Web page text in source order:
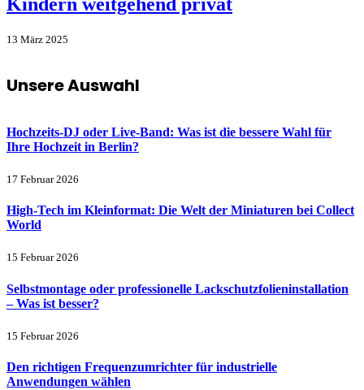
13 März 2025
Unsere Auswahl
Hochzeits-DJ oder Live-Band: Was ist die bessere Wahl für
Ihre Hochzeit in Berlin?
17 Februar 2026
High-Tech im Kleinformat: Die Welt der Miniaturen bei Collect
World
15 Februar 2026
Selbstmontage oder professionelle Lackschutzfolieninstallation
– Was ist besser?
15 Februar 2026
Den richtigen Frequenzumrichter für industrielle
Anwendungen wählen